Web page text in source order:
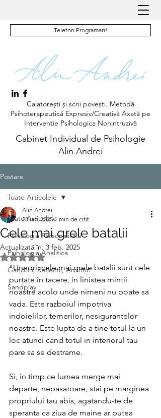
Calatorești și scrii povești. Metodă
Psihoterapeutică Expresiv/Creativă Axată pe
Interventie Psihologica Nonintruzivă
Telefon Programari!
Cabinet Individual de Psihologie
Alin Andrei
Postare
Toate Articolele
Psihologia Personalitatii
Psihologia Analitica
Ganduri, Reflectii, Amintiri
Sandplay
Toate Articolele
Cele mai grele batalii
Alin Andrei
28 ian. 2025 1 min de citit
Actualizată în: 3 feb. 2025
Evaluat(ă) cu NaN din 5 stele.
"Uneori, cele mai grele batalii sunt cele
purtate in tacere, in linistea mintii
noastre acolo unde nimeni nu poate sa
vada. Este razboiul impotriva
indoielilor, temerilor, nesigurantelor
noastre. Este lupta de a tine totul la un
loc atunci cand totul in interiorul tau
pare sa se destrame.
Si, in timp ce lumea merge mai
departe, nepasatoare, stai pe marginea
propriului tau abis, agatandu-te de
speranta ca ziua de maine ar putea